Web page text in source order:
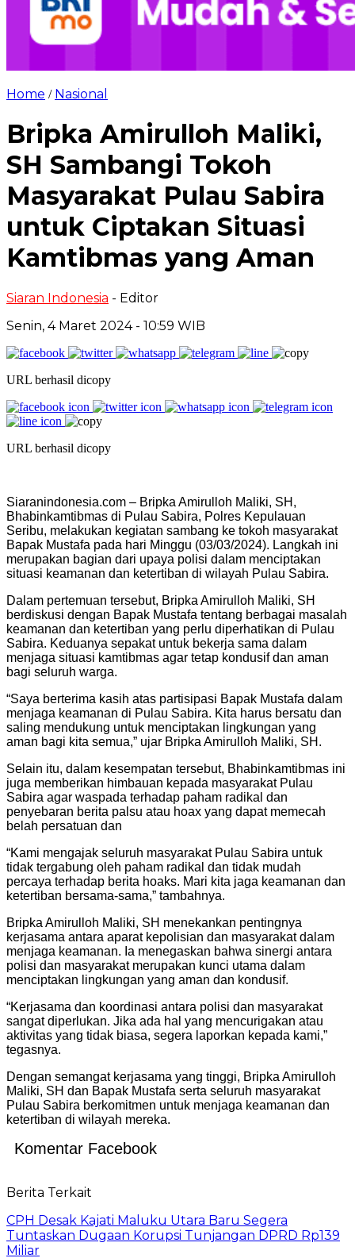
Home / Nasional
Bripka Amirulloh Maliki,
SH Sambangi Tokoh
Masyarakat Pulau Sabira
untuk Ciptakan Situasi
Kamtibmas yang Aman
Siaran Indonesia - Editor
Senin, 4 Maret 2024 - 10:59 WIB
URL berhasil dicopy
URL berhasil dicopy
Siaranindonesia.com – Bripka Amirulloh Maliki, SH,
Bhabinkamtibmas di Pulau Sabira, Polres Kepulauan
Seribu, melakukan kegiatan sambang ke tokoh masyarakat
Bapak Mustafa pada hari Minggu (03/03/2024). Langkah ini
merupakan bagian dari upaya polisi dalam menciptakan
situasi keamanan dan ketertiban di wilayah Pulau Sabira.
Dalam pertemuan tersebut, Bripka Amirulloh Maliki, SH
berdiskusi dengan Bapak Mustafa tentang berbagai masalah
keamanan dan ketertiban yang perlu diperhatikan di Pulau
Sabira. Keduanya sepakat untuk bekerja sama dalam
menjaga situasi kamtibmas agar tetap kondusif dan aman
bagi seluruh warga.
“Saya berterima kasih atas partisipasi Bapak Mustafa dalam
menjaga keamanan di Pulau Sabira. Kita harus bersatu dan
saling mendukung untuk menciptakan lingkungan yang
aman bagi kita semua,” ujar Bripka Amirulloh Maliki, SH.
Selain itu, dalam kesempatan tersebut, Bhabinkamtibmas ini
juga memberikan himbauan kepada masyarakat Pulau
Sabira agar waspada terhadap paham radikal dan
penyebaran berita palsu atau hoax yang dapat memecah
belah persatuan dan
“Kami mengajak seluruh masyarakat Pulau Sabira untuk
tidak tergabung oleh paham radikal dan tidak mudah
percaya terhadap berita hoaks. Mari kita jaga keamanan dan
ketertiban bersama-sama,” tambahnya.
Bripka Amirulloh Maliki, SH menekankan pentingnya
kerjasama antara aparat kepolisian dan masyarakat dalam
menjaga keamanan. Ia menegaskan bahwa sinergi antara
polisi dan masyarakat merupakan kunci utama dalam
menciptakan lingkungan yang aman dan kondusif.
“Kerjasama dan koordinasi antara polisi dan masyarakat
sangat diperlukan. Jika ada hal yang mencurigakan atau
aktivitas yang tidak biasa, segera laporkan kepada kami,”
tegasnya.
Dengan semangat kerjasama yang tinggi, Bripka Amirulloh
Maliki, SH dan Bapak Mustafa serta seluruh masyarakat
Pulau Sabira berkomitmen untuk menjaga keamanan dan
ketertiban di wilayah mereka.
Komentar Facebook
Berita Terkait
CPH Desak Kajati Maluku Utara Baru Segera
Tuntaskan Dugaan Korupsi Tunjangan DPRD Rp139
Miliar